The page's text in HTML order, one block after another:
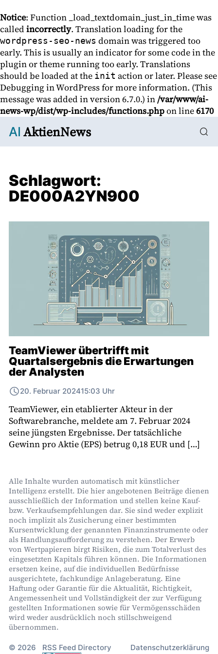
Notice: Function _load_textdomain_just_in_time was
called incorrectly. Translation loading for the
wordpress-seo-news domain was triggered too
early. This is usually an indicator for some code in the
plugin or theme running too early. Translations
should be loaded at the init action or later. Please see
Debugging in WordPressfor more information. (This
message was added in version 6.7.0.) in/var/www/ai-
news-wp/dist/wp-includes/functions.phpon line6170
AI AktienNews
Schlagwort:
DE000A2YN900
TeamViewer übertrifft mit
Quartalsergebnis die Erwartungen
der Analysten
20. Februar 202415:03 Uhr
TeamViewer, ein etablierter Akteur in der
Softwarebranche, meldete am 7. Februar 2024
seine jüngsten Ergebnisse. Der tatsächliche
Gewinn pro Aktie (EPS) betrug 0,18 EUR und […]
Alle Inhalte wurden automatisch mit künstlicher
Intelligenz erstellt. Die hier angebotenen Beiträge dienen
ausschließlich der Information und stellen keine Kauf-
bzw. Verkaufsempfehlungen dar. Sie sind weder explizit
noch implizit als Zusicherung einer bestimmten
Kursentwicklung der genannten Finanzinstrumente oder
als Handlungsaufforderung zu verstehen. Der Erwerb
von Wertpapieren birgt Risiken, die zum Totalverlust des
eingesetzten Kapitals führen können. Die Informationen
ersetzen keine, auf die individuellen Bedürfnisse
ausgerichtete, fachkundige Anlageberatung. Eine
Haftung oder Garantie für die Aktualität, Richtigkeit,
Angemessenheit und Vollständigkeit der zur Verfügung
gestellten Informationen sowie für Vermögensschäden
wird weder ausdrücklich noch stillschweigend
übernommen.
© 2026 RSS Feed Directory Datenschutzerklärung